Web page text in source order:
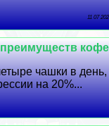
11 07
чашки в день,
на 20%...